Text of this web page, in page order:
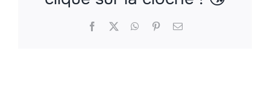
Facebook WhatsApp
PinterestEmail